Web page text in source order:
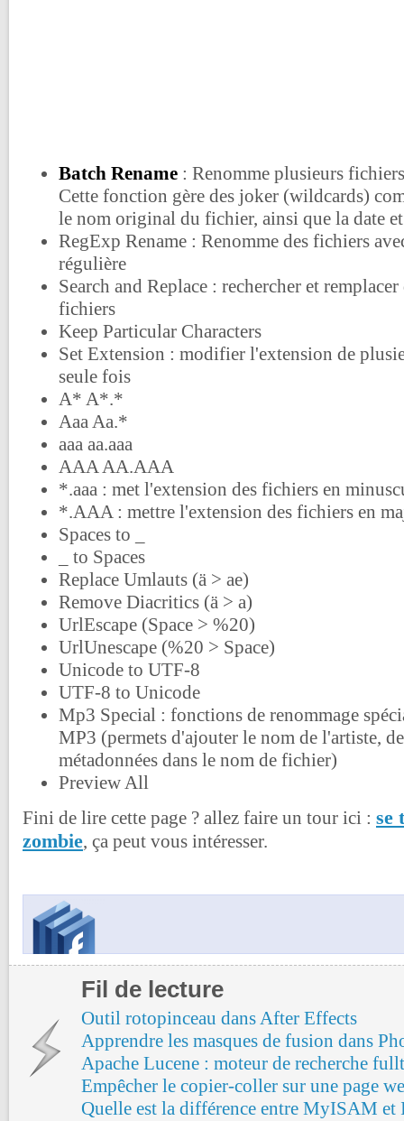
Batch Rename : Renomme plusieurs
Cette fonction gère des joker (wildcards)
le nom original du fichier, ainsi que la date
RegExp Rename : Renomme des fichiers
régulière
Search and Replace : rechercher et
fichiers
Keep Particular Characters
Set Extension : modifier l'extension de
seule fois
A* A*.*
Aaa Aa.*
aaa aa.aaa
AAA AA.AAA
*.aaa : met l'extension des fichiers en
*.AAA : mettre l'extension des fichiers en
Spaces to _
_ to Spaces
Replace Umlauts (ä > ae)
Remove Diacritics (ä > a)
UrlEscape (Space > %20)
UrlUnescape (%20 > Space)
Unicode to UTF-8
UTF-8 to Unicode
Mp3 Special : fonctions de renommage
MP3 (permets d'ajouter le nom de l'artiste,
métadonnées dans le nom de fichier)
Preview All
Fini de lire cette page ? allez faire un tour ici : se
zombie, ça peut vous intéresser.
Fil de lecture
Outil rotopinceau dans After Effects
Apprendre les masques de fusion dans
Apache Lucene : moteur de recherche
Empêcher le copier-coller sur une page
Quelle est la différence entre MyISAM et